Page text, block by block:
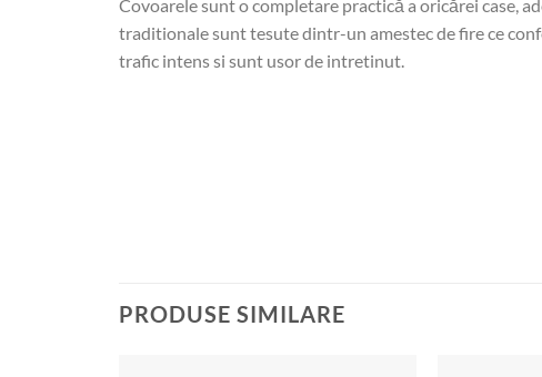
Covoarele sunt o completare practică a oricărei case,
traditionale sunt tesute dintr-un amestec de fire ce
trafic intens si sunt usor de intretinut.
PRODUSE SIMILARE